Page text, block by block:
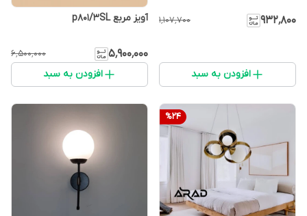
۹۳۲٬۸۰۰ ۱٬۱۰۷٬۷۰۰
افزودن به سبد
آویز مربع p801/3SL
۵٬۹۰۰٬۰۰۰ ۶٬۵۰۰٬۰۰۰
افزودن به سبد
%24